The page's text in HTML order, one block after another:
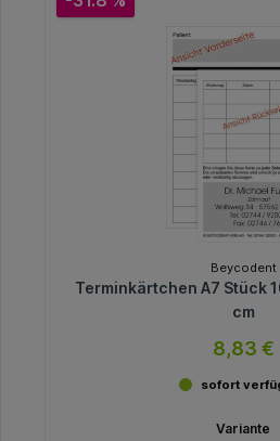
Beycodent
Terminkärtchen A7 Stück
cm
8,83 €
sofort
Variante